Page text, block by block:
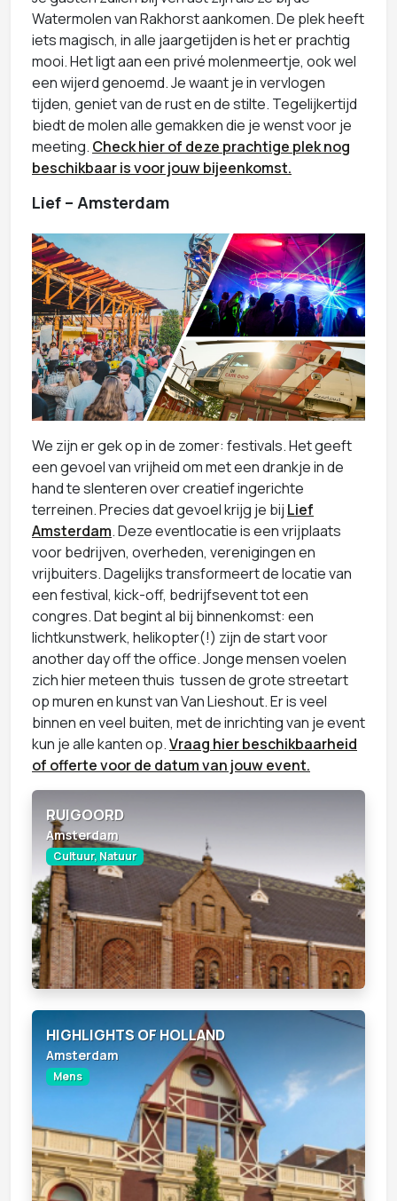
Watermolen van Rakhorst aankomen. De plek heeft
iets magisch, in alle jaargetijden is het er prachtig
mooi. Het ligt aan een privé molenmeertje, ook wel
een wijerd genoemd. Je waant je in vervlogen
tijden, geniet van de rust en de stilte. Tegelijkertijd
biedt de molen alle gemakken die je wenst voor je
meeting. Check hier of deze prachtige plek nog
beschikbaar is voor jouw bijeenkomst.
Lief – Amsterdam
We zijn er gek op in de zomer: festivals. Het geeft
een gevoel van vrijheid om met een drankje in de
hand te slenteren over creatief ingerichte
terreinen. Precies dat gevoel krijg je bij Lief
Amsterdam. Deze eventlocatie is een vrijplaats
voor bedrijven, overheden, verenigingen en
vrijbuiters. Dagelijks transformeert de locatie van
een festival, kick-off, bedrijfsevent tot een
congres. Dat begint al bij binnenkomst: een
lichtkunstwerk, helikopter(!) zijn de start voor
another day off the office. Jonge mensen voelen
zich hier meteen thuis tussen de grote streetart
op muren en kunst van Van Lieshout. Er is veel
binnen en veel buiten, met de inrichting van je event
kun je alle kanten op.Vraag hier beschikbaarheid
of offerte voor de datum van jouw event.
RUIGOORD
Amsterdam
Cultuur, Natuur
HIGHLIGHTS OF HOLLAND
Amsterdam
Mens